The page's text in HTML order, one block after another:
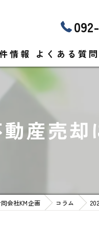
情報 よくある質問
産売却
会社KM企画 コラム